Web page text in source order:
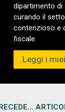
dipartimento
curando il
contenzioso e
fiscale.
Leggi i
ARTICOLO PRECEDENTE